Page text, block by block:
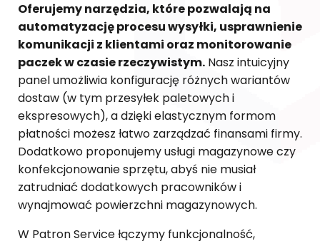
Oferujemy narzędzia, które pozwalają na
automatyzację procesu wysyłki, usprawnienie
komunikacji z klientami oraz monitorowanie
paczek w czasie rzeczywistym. Nasz intuicyjny
panel umożliwia konfigurację różnych wariantów
dostaw (w tym przesyłek paletowych i
ekspresowych), a dzięki elastycznym formom
płatności możesz łatwo zarządzać finansami firmy.
Dodatkowo proponujemy usługi magazynowe czy
konfekcjonowanie sprzętu, abyś nie musiał
zatrudniać dodatkowych pracowników i
wynajmować powierzchni magazynowych.
W Patron Service łączymy funkcjonalność,